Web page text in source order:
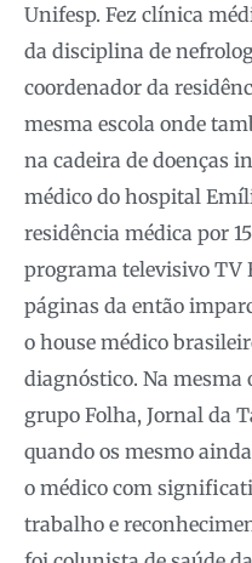
Unifesp. Fez clínica
da disciplina de
coordenador da
mesma escola onde
na cadeira de doenças
médico do hospital
residência médica por
programa televisivo TV
páginas da então
o house médico
diagnóstico. Na mesma
grupo Folha, Jornal da
quando os mesmo
o médico com
trabalho e